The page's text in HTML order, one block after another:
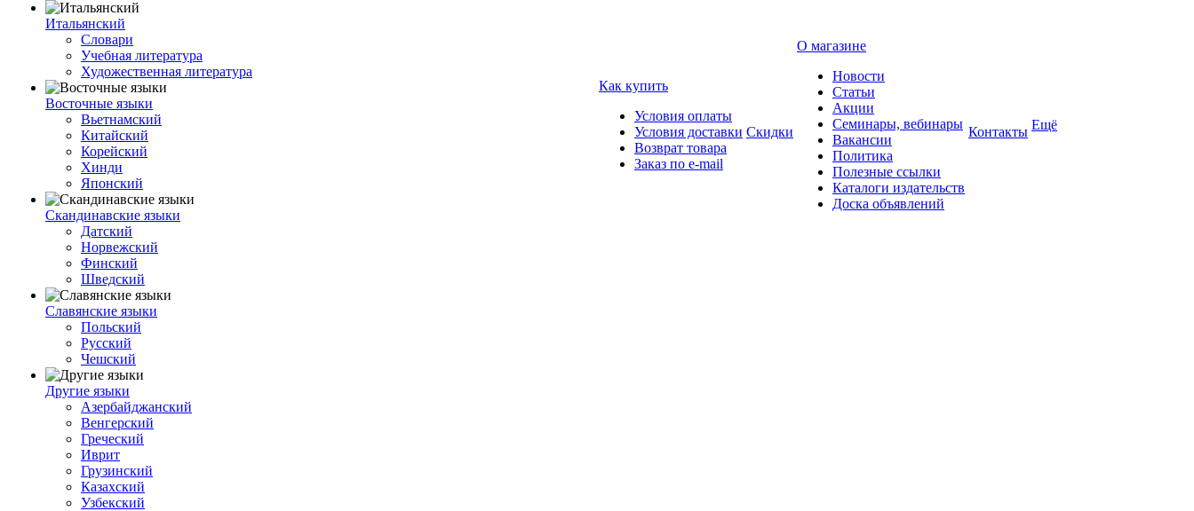
Итальянский
Словари
Учебная литература
Художественная литература
Восточные языки
Вьетнамский
Китайский
Корейский
Хинди
Японский
Скандинавские языки
Датский
Норвежский
Финский
Шведский
Славянские языки
Польский
Русский
Чешский
Другие языки
Азербайджанский
Венгерский
Греческий
Иврит
Грузинский
Казахский
Узбекский
Как купить
Условия оплаты
Условия доставки
Возврат товара
Заказ по e-mail
Скидки
О магазине
Новости
Статьи
Акции
Семинары, вебинары
Вакансии
Политика
Полезные ссылки
Каталоги издательств
Доска объявлений
Контакты Ещё